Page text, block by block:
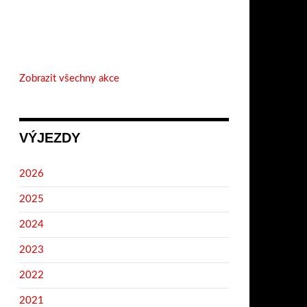
Zobrazit všechny akce
VÝJEZDY
2026
2025
2024
2023
2022
2021